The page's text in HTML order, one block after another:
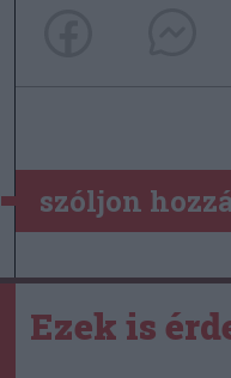
szóljon
Ezek is